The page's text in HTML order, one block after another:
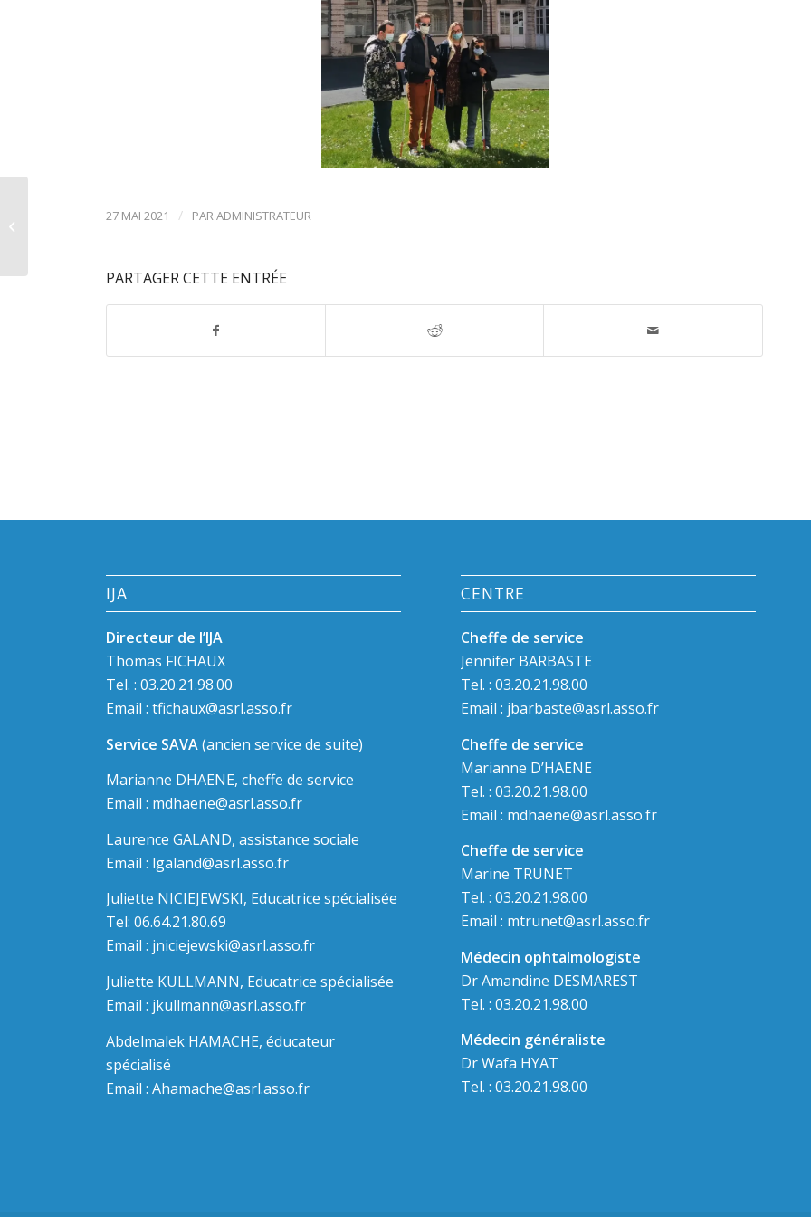
27 MAI 2021 / PARADMINISTRATEUR
PARTAGER CETTE ENTRÉE
IJA
Directeur de l’IJA
Thomas FICHAUX
Tel. : 03.20.21.98.00
Email :tfichaux@asrl.asso.fr
Service SAVA(ancien service de suite)
Marianne DHAENE, cheffe de service
Email : mdhaene@asrl.asso.fr
Laurence GALAND, assistance sociale
Email : lgaland@asrl.asso.fr
Juliette NICIEJEWSKI, Educatrice spécialisée
Tel: 06.64.21.80.69
Email : jniciejewski@asrl.asso.fr
Juliette KULLMANN, Educatrice spécialisée
Email : jkullmann@asrl.asso.fr
Abdelmalek HAMACHE, éducateur
spécialisé
Email :Ahamache@asrl.asso.fr
CENTRE
Cheffe de service
Jennifer BARBASTE
Tel. : 03.20.21.98.00
Email : jbarbaste@asrl.asso.fr
Cheffe de service
Marianne D’HAENE
Tel. : 03.20.21.98.00
Email : mdhaene@asrl.asso.fr
Cheffe de service
Marine TRUNET
Tel. : 03.20.21.98.00
Email : mtrunet@asrl.asso.fr
Médecin ophtalmologiste
Dr Amandine DESMAREST
Tel. : 03.20.21.98.00
Médecin généraliste
Dr Wafa HYAT
Tel. : 03.20.21.98.00
sur le site internet